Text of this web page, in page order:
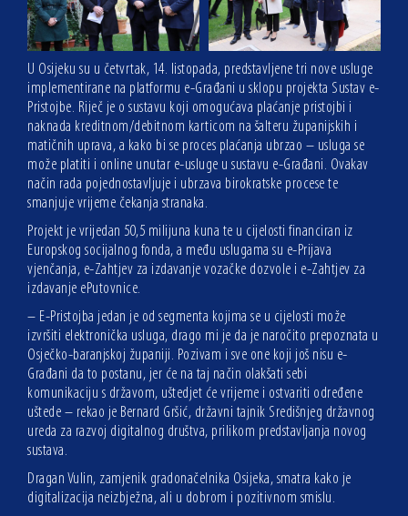
U Osijeku su u četvrtak, 14. listopada, predstavljene tri nove usluge
implementirane na platformu e-Građani u sklopu projekta Sustav e-
Pristojbe. Riječ je o sustavu koji omogućava plaćanje pristojbi i
naknada kreditnom/debitnom karticom na šalteru županijskih i
matičnih uprava, a kako bi se proces plaćanja ubrzao – usluga se
može platiti i online unutar e-usluge u sustavu e-Građani. Ovakav
način rada pojednostavljuje i ubrzava birokratske procese te
smanjuje vrijeme čekanja stranaka.
Projekt je vrijedan 50,5 milijuna kuna te u cijelosti financiran iz
Europskog socijalnog fonda, a među uslugama su e-Prijava
vjenčanja, e-Zahtjev za izdavanje vozačke dozvole i e-Zahtjev za
izdavanje ePutovnice.
– E-Pristojba jedan je od segmenta kojima se u cijelosti može
izvršiti elektronička usluga, drago mi je da je naročito prepoznata u
Osječko-baranjskoj županiji. Pozivam i sve one koji još nisu e-
Građani da to postanu, jer će na taj način olakšati sebi
komunikaciju s državom, uštedjet će vrijeme i ostvariti određene
uštede – rekao je Bernard Gršić, državni tajnik Središnjeg državnog
ureda za razvoj digitalnog društva, prilikom predstavljanja novog
sustava.
Dragan Vulin, zamjenik gradonačelnika Osijeka, smatra kako je
digitalizacija neizbježna, ali u dobrom i pozitivnom smislu.